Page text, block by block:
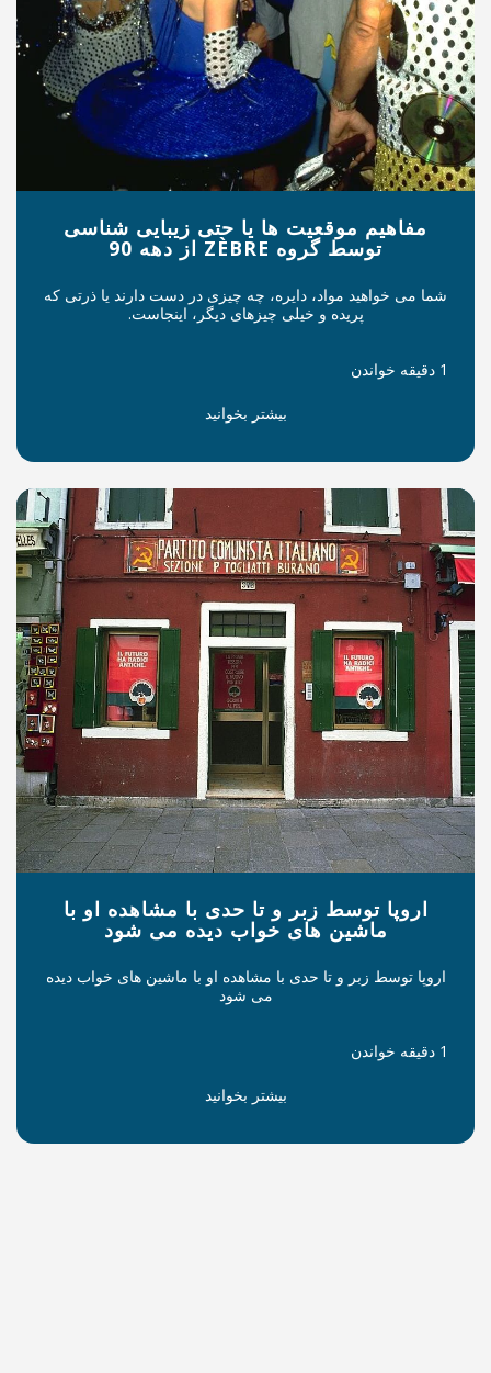
ها یا حتی زیبایی شناسی
چه چیزی در دست دارند یا ذرتی که
چیزهای دیگر، اینجاست.
و تا حدی با مشاهده او با
خواب دیده می شود
با مشاهده او با ماشین های خواب دیده